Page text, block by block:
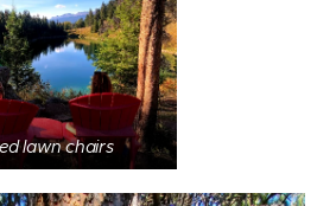
lawn chairs